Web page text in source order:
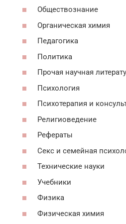
Обществознание
Органическая химия
Педагогика
Политика
Прочая научная
Психология
Психотерапия и
Религиоведение
Рефераты
Секс и семейная
Технические науки
Учебники
Физика
Физическая химия